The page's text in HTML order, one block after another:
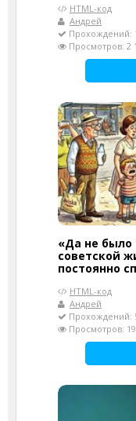
HTML-код
Андрей
Прохождений:
Просмотров: 2
«Да не было
советской
постоянно
HTML-код
Андрей
Прохождений:
Просмотров: